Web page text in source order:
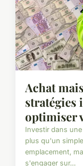
Achat
stratégies
optimiser
Investir dans
plus qu'un
emplacement,
s'engager sur...